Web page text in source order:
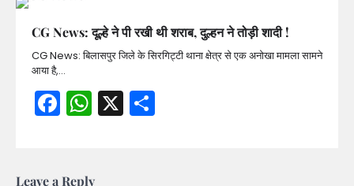
CG News: दूल्हे ने पी रखी थी शराब, दुल्हन ने तोड़ी शादी !
CG News: बिलासपुर जिले के सिरगिट्टी थाना क्षेत्र से एक अनोखा मामला सामने
आया है,…
Facebook
WhatsApp
X
Leave a Reply